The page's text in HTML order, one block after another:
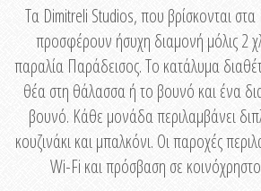
Τα Dimitreli Studios, που βρίσκονται
προσφέρουν ήσυχη διαμονή μόλις 2
παραλία Παράδεισος. Το κατάλυμα
θέα στη θάλασσα ή το βουνό και ένα
βουνό. Κάθε μονάδα περιλαμβάνει
κουζινάκι και μπαλκόνι. Οι παροχές
Wi-Fi και πρόσβαση σε